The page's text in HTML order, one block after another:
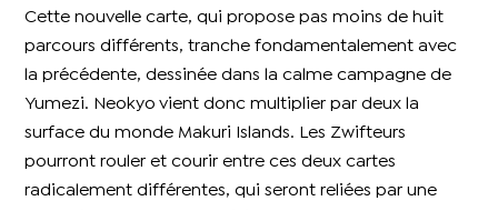
Cette nouvelle carte, qui propose pas moins de huit
parcours différents, tranche fondamentalement avec
la précédente, dessinée dans la calme campagne de
Yumezi. Neokyo vient donc multiplier par deux la
surface du monde Makuri Islands. Les Zwifteurs
pourront rouler et courir entre ces deux cartes
radicalement différentes, qui seront reliées par une